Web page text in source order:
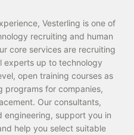
Vesterling is one of
recruiting and human
core services are recruiting
experts up to technology
open training courses as
programs for companies,
Our consultants,
engineering, support you in
help you select suitable